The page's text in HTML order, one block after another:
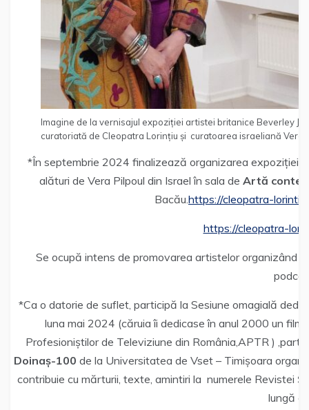
Imagine de la vernisajul expoziției artistei britanice Beverley
curatoriată de Cleopatra Lorințiu și curatoarea israeliană Vera
*În septembrie 2024 finalizează organizarea expoziției
alături de Vera Pilpoul din Israel în sala de Artă
Bacău.https://cleopatra-
https://cleopatra-
Se ocupă intens de promovarea artistelor organizând
*Ca o datorie de suflet, participă la Sesiune omagială
luna mai 2024 (căruia îi dedicase în anul 2000 un
Profesioniștilor de Televiziune din România,APTR )
Doinaș-100 de la Universitatea de Vset – Timișoara
contribuie cu mărturii, texte, amintiri la numerele Revistei
lungă